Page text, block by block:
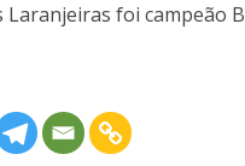
foi campeão